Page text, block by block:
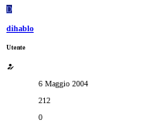
D
dihablo
Utente
6 Maggio 2004
212
0